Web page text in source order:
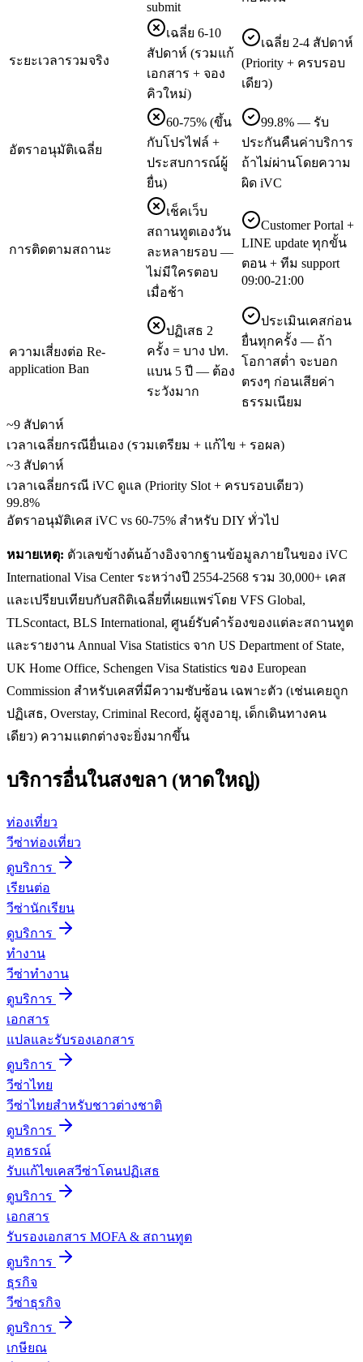
submit
ระยะเวลารวมจริง
เฉลี่ย 6-10
สัปดาห์ (รวมแก้
เอกสาร + จอง
คิวใหม่)
เฉลี่ย 2-4 สัปดาห์
(Priority + ครบรอบ
เดียว)
อัตราอนุมัติเฉลี่ย
60-75% (ขึ้น
กับโปรไฟล์ +
ประสบการณ์ผู้
ยื่น)
99.8% — รับ
ประกันคืนค่าบริการ
ถ้าไม่ผ่านโดยความ
ผิด iVC
การติดตามสถานะ
เช็คเว็บ
สถานทูตเองวัน
ละหลายรอบ —
ไม่มีใครตอบ
เมื่อช้า
Customer Portal +
LINE update ทุกขั้น
ตอน + ทีม support
09:00-21:00
ความเสี่ยงต่อ Re-
application Ban
ปฏิเสธ 2
ครั้ง = บาง ปท.
แบน 5 ปี — ต้อง
ระวังมาก
ประเมินเคสก่อน
ยื่นทุกครั้ง — ถ้า
โอกาสต่ำ จะบอก
ตรงๆ ก่อนเสียค่า
ธรรมเนียม
~9 สัปดาห์
เวลาเฉลี่ยกรณียื่นเอง (รวมเตรียม + แก้ไข + รอผล)
~3 สัปดาห์
เวลาเฉลี่ยกรณี iVC ดูแล (Priority Slot + ครบรอบเดียว)
99.8%
อัตราอนุมัติเคส iVC vs 60-75% สำหรับ DIY ทั่วไป
หมายเหตุ: ตัวเลขข้างต้นอ้างอิงจากฐานข้อมูลภายในของ iVC
International Visa Center ระหว่างปี 2554-2568 รวม 30,000+ เคส
และเปรียบเทียบกับสถิติเฉลี่ยที่เผยแพร่โดย VFS Global,
TLScontact, BLS International, ศูนย์รับคำร้องของแต่ละสถานทูต
และรายงาน Annual Visa Statistics จาก US Department of State,
UK Home Office, Schengen Visa Statistics ของ European
Commission สำหรับเคสที่มีความซับซ้อน เฉพาะตัว (เช่นเคยถูก
ปฏิเสธ, Overstay, Criminal Record, ผู้สูงอายุ, เด็กเดินทางคน
เดียว) ความแตกต่างจะยิ่งมากขึ้น
บริการอื่นในสงขลา (หาดใหญ่)
ท่องเที่ยว
วีซ่าท่องเที่ยว
ดูบริการ
เรียนต่อ
วีซ่านักเรียน
ดูบริการ
ทำงาน
วีซ่าทำงาน
ดูบริการ
เอกสาร
แปลและรับรองเอกสาร
ดูบริการ
วีซ่าไทย
วีซ่าไทยสำหรับชาวต่างชาติ
ดูบริการ
อุทธรณ์
รับแก้ไขเคสวีซ่าโดนปฏิเสธ
ดูบริการ
เอกสาร
รับรองเอกสาร MOFA & สถานทูต
ดูบริการ
ธุรกิจ
วีซ่าธุรกิจ
ดูบริการ
เกษียณ